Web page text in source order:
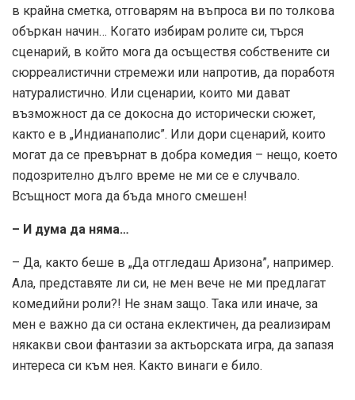
в крайна сметка, отговарям на въпроса ви по толкова
объркан начин… Когато избирам ролите си, търся
сценарий, в който мога да осъществя собствените си
сюрреалистични стремежи или напротив, да поработя
натуралистично. Или сценарии, които ми дават
възможност да се докосна до исторически сюжет,
както е в „Индианаполис”. Или дори сценарий, които
могат да се превърнат в добра комедия – нещо, което
подозрително дълго време не ми се е случвало.
Всъщност мога да бъда много смешен!
– И дума да няма…
– Да, както беше в „Да отгледаш Аризона”, например.
Ала, представяте ли си, не мен вече не ми предлагат
комедийни роли?! Не знам защо. Така или иначе, за
мен е важно да си остана еклектичен, да реализирам
някакви свои фантазии за актьорската игра, да запазя
интереса си към нея. Както винаги е било.